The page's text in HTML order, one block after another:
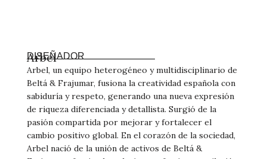
Arbel
DISEÑADOR
Arbel, un equipo heterogéneo y multidisciplinario de
Beltá & Frajumar, fusiona la creatividad española con
sabiduría y respeto, generando una nueva expresión
de riqueza diferenciada y detallista. Surgió de la
pasión compartida por mejorar y fortalecer el
cambio positivo global. En el corazón de la sociedad,
Arbel nació de la unión de activos de Beltá &